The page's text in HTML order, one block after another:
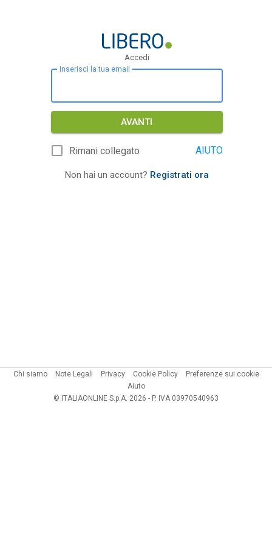
Accedi
Inserisci la tua email
AVANTI
Rimani collegato AIUTO
Non hai un account? Registrati ora
Chi siamo Note Legali Privacy Cookie Policy
Preferenze sui cookie
Aiuto
© ITALIAONLINE S.p.A. 2026 - P. IVA 03970540963